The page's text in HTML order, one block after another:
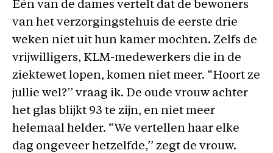
Eén van de dames vertelt dat de bewoners
van het verzorgingstehuis de eerste drie
weken niet uit hun kamer mochten. Zelfs de
vrijwilligers, KLM-medewerkers die in de
ziektewet lopen, komen niet meer. “Hoort ze
jullie wel?’’ vraag ik. De oude vrouw achter
het glas blijkt 93 te zijn, en niet meer
helemaal helder. “We vertellen haar elke
dag ongeveer hetzelfde,’’ zegt de vrouw.